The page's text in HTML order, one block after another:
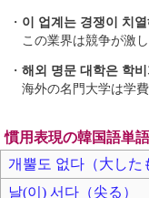
・ 이 업계는 경쟁이 치
この業界は競争が激
・ 해외 명문 대학은 학비
海外の名門大学は学
慣用表現の韓国語単語
개뿔도 없다（大した
날(이) 서다（尖る）